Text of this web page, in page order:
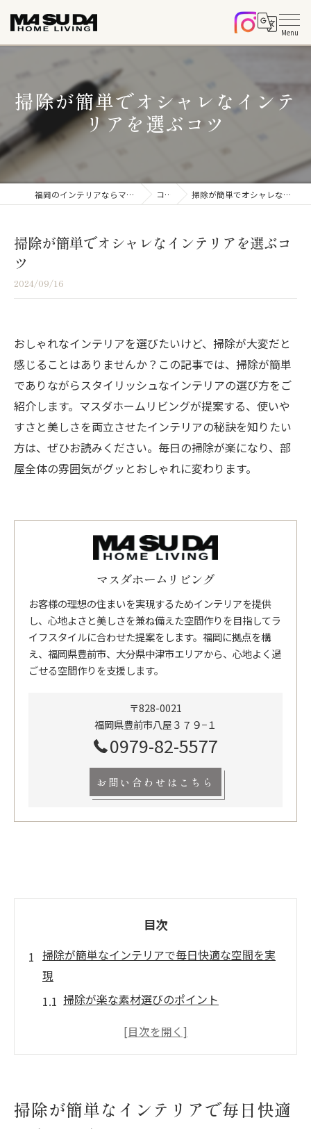
掃除が簡単でオシャレなインテ
リアを選ぶコツ
福岡のインテリアならマスダホームリビング コラム 掃除が簡単でオシャレなインテリアを選ぶコツ
掃除が簡単でオシャレなインテリアを選ぶコ
ツ
2024/09/16
おしゃれなインテリアを選びたいけど、掃除が大変だと
感じることはありませんか？この記事では、掃除が簡単
でありながらスタイリッシュなインテリアの選び方をご
紹介します。マスダホームリビングが提案する、使いや
すさと美しさを両立させたインテリアの秘訣を知りたい
方は、ぜひお読みください。毎日の掃除が楽になり、部
屋全体の雰囲気がグッとおしゃれに変わります。
マスダホームリビング
お客様の理想の住まいを実現するためインテリアを提供
し、心地よさと美しさを兼ね備えた空間作りを目指してラ
イフスタイルに合わせた提案をします。福岡に拠点を構
え、福岡県豊前市、大分県中津市エリアから、心地よく過
ごせる空間作りを支援します。
〒828-0021
福岡県豊前市八屋３７９−１
0979-82-5577
お問い合わせはこちら
目次
掃除が簡単なインテリアで毎日快適な空間を実
現
掃除が楽な素材選びのポイント
ホコリがたまりにくい家具配置の工夫
掃除の手間を減らす収納アイデア
掃除が簡単なインテリアで毎日快適